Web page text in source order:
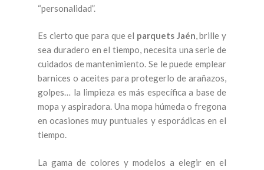
“personalidad”.
Es cierto que para que el parquets Jaén, brille y
sea duradero en el tiempo, necesita una serie de
cuidados de mantenimiento. Se le puede emplear
barnices o aceites para protegerlo de arañazos,
golpes… la limpieza es más específica a base de
mopa y aspiradora. Una mopa húmeda o fregona
en ocasiones muy puntuales y esporádicas en el
tiempo.
La gama de colores y modelos a elegir en el